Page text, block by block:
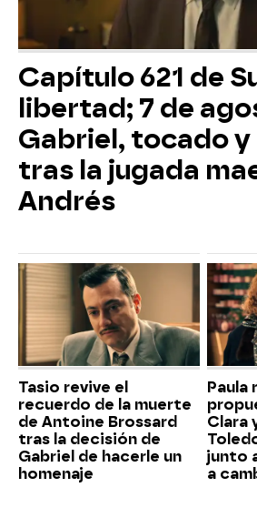
Capítulo 621 de
libertad; 7 de
Gabriel, tocado
tras la jugada
Andrés
Tasio revive el
recuerdo de la muerte
de Antoine Brossard
tras la decisión de
Gabriel de hacerle un
homenaje
Paula
Clara
junto
a